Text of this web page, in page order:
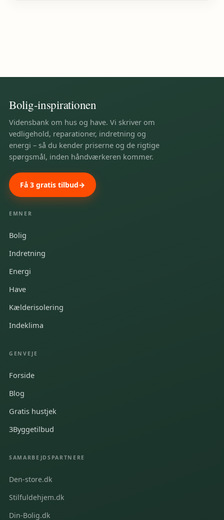
Bolig-inspirationen
Vidensbank om hus og have. Vi skriver om
vedligehold, reparationer, indretning og
energi – så du kender priserne og de rigtige
spørgsmål, inden håndværkeren kommer.
Få 3 gratis tilbud
EMNER
Bolig
Indretning
Energi
Have
Kælderisolering
Indeklima
GENVEJE
Forside
Blog
Gratis hustjek
3Byggetilbud
SAMARBEJDSPARTNERE
Den-store.dk
Stilfuldehjem.dk
Din-Bolig.dk